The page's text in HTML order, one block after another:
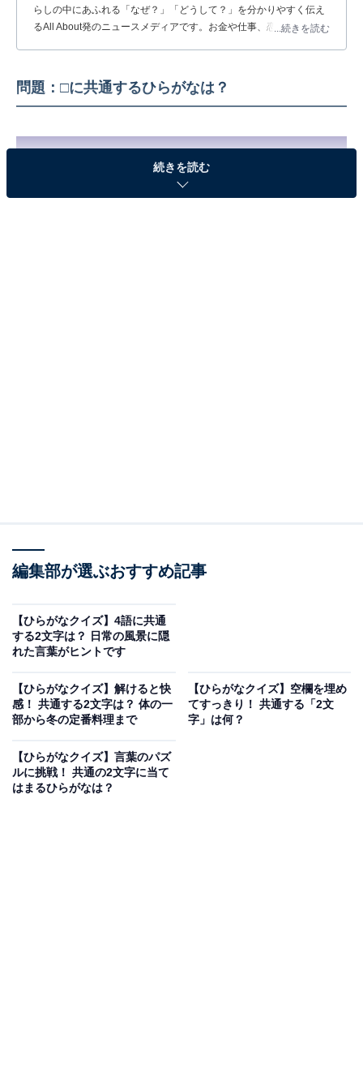
らしの中にあふれる「なぜ？」「どうして？」を分かりやすく伝え
るAll About発のニュースメディアです。お金や仕事、恋愛、ITに関
...続きを読む
問題：□に共通するひらがなは？
次ページ
続きを読む
編集部が選ぶおすすめ記事
【ひらがなクイズ】4語に共通
する2文字は？ 日常の風景に隠
れた言葉がヒントです
【ひらがなクイズ】解けると快
感！ 共通する2文字は？ 体の一
部から冬の定番料理まで
【ひらがなクイズ】空欄を埋め
てすっきり！ 共通する「2文
字」は何？
【ひらがなクイズ】言葉のパズ
ルに挑戦！ 共通の2文字に当て
はまるひらがなは？